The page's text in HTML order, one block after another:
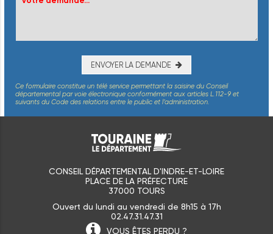
ENVOYER LA DEMANDE
Ce formulaire constitue un télé service permettant la saisine du Conseil
départemental par voie électronique conformément aux articles L.112-9 et
suivants du Code des relations entre le public et l’administration.
CONSEIL DÉPARTEMENTAL D'INDRE-ET-LOIRE
PLACE DE LA PRÉFECTURE
37000 TOURS
Ouvert du lundi au vendredi de 8h15 à 17h
02.47.31.47.31
VOUS ÊTES PERDU ?